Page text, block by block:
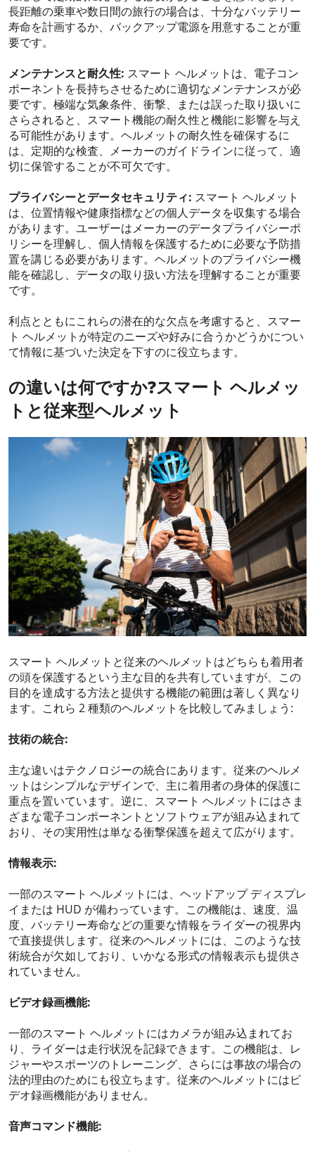
長距離の乗車や数日間の旅行の場合は、十分なバッテリー
寿命を計画するか、バックアップ電源を用意することが重
要です。
メンテナンスと耐久性: スマート ヘルメットは、電子コン
ポーネントを長持ちさせるために適切なメンテナンスが必
要です。極端な気象条件、衝撃、または誤った取り扱いに
さらされると、スマート機能の耐久性と機能に影響を与え
る可能性があります。ヘルメットの耐久性を確保するに
は、定期的な検査、メーカーのガイドラインに従って、適
切に保管することが不可欠です。
プライバシーとデータセキュリティ: スマート ヘルメット
は、位置情報や健康指標などの個人データを収集する場合
があります。ユーザーはメーカーのデータプライバシーポ
リシーを理解し、個人情報を保護するために必要な予防措
置を講じる必要があります。ヘルメットのプライバシー機
能を確認し、データの取り扱い方法を理解することが重要
です。
利点とともにこれらの潜在的な欠点を考慮すると、スマー
ト ヘルメットが特定のニーズや好みに合うかどうかについ
て情報に基づいた決定を下すのに役立ちます。
の違いは何ですか?スマート ヘルメッ
トと従来型ヘルメット
スマート ヘルメットと従来のヘルメットはどちらも着用者
の頭を保護するという主な目的を共有していますが、この
目的を達成する方法と提供する機能の範囲は著しく異なり
ます。これら 2 種類のヘルメットを比較してみましょう:
技術の統合:
主な違いはテクノロジーの統合にあります。従来のヘルメ
ットはシンプルなデザインで、主に着用者の身体的保護に
重点を置いています。逆に、スマート ヘルメットにはさま
ざまな電子コンポーネントとソフトウェアが組み込まれて
おり、その実用性は単なる衝撃保護を超えて広がります。
情報表示:
一部のスマート ヘルメットには、ヘッドアップ ディスプレ
イまたは HUD が備わっています。この機能は、速度、温
度、バッテリー寿命などの重要な情報をライダーの視界内
で直接提供します。従来のヘルメットには、このような技
術統合が欠如しており、いかなる形式の情報表示も提供さ
れていません。
ビデオ録画機能:
一部のスマート ヘルメットにはカメラが組み込まれてお
り、ライダーは走行状況を記録できます。この機能は、レ
ジャーやスポーツのトレーニング、さらには事故の場合の
法的理由のためにも役立ちます。従来のヘルメットにはビ
デオ録画機能がありません。
音声コマンド機能: